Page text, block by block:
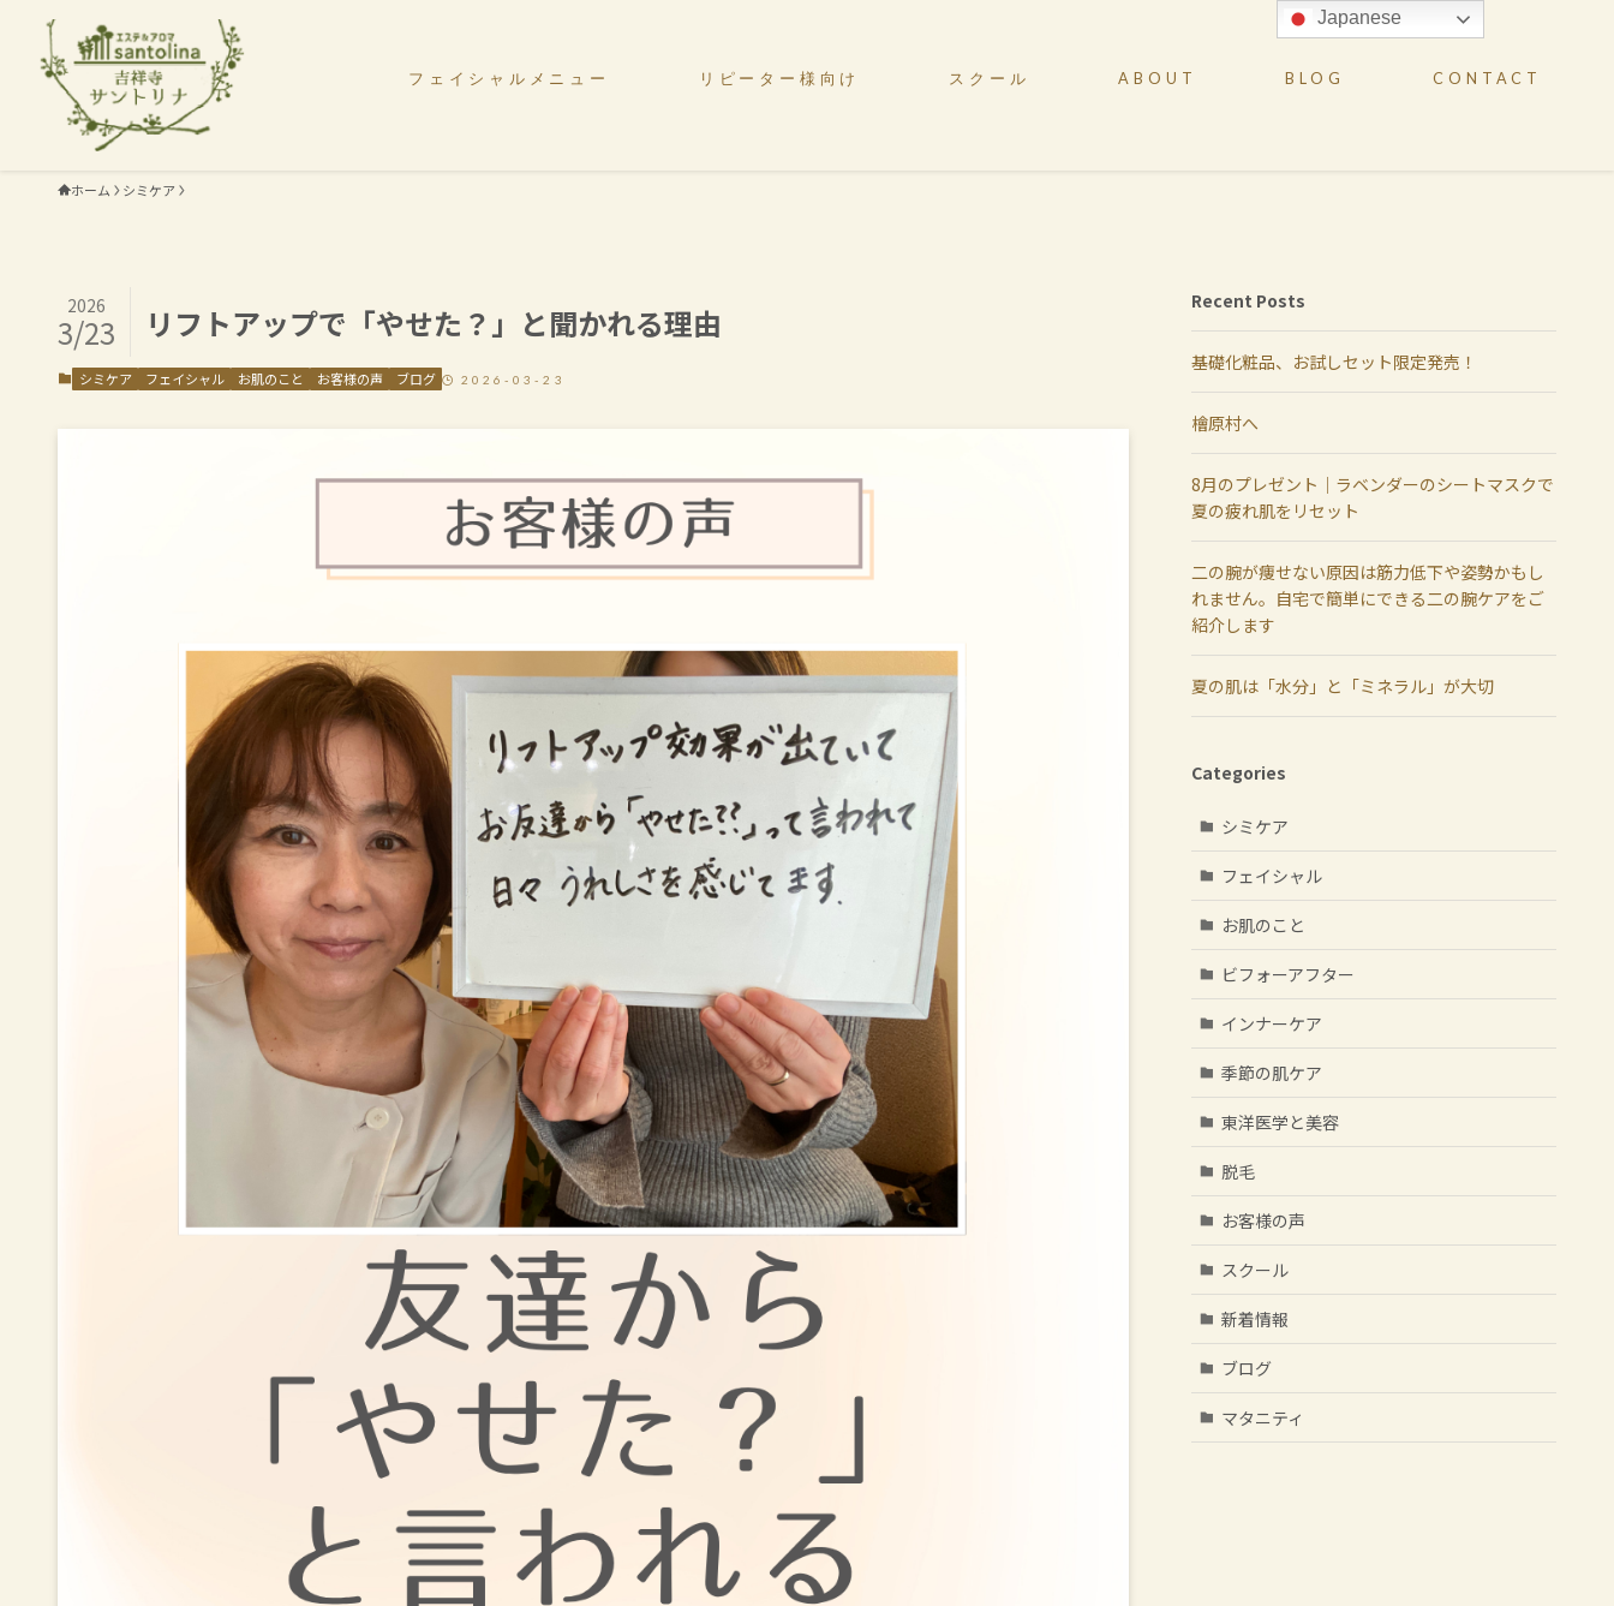
フェイシャルメニュー リピーター様向け スクール ABOUT BLOG CONTACT
ホーム シミケア
リフトアップで「やせた？」と聞かれる理由
2026
3/23
シミケア フェイシャル お肌のこと お客様の声 ブログ 2026-03-23
Recent Posts
基礎化粧品、お試しセット限定発売！
檜原村へ
8月のプレゼント｜ラベンダーのシートマスクで
夏の疲れ肌をリセット
二の腕が痩せない原因は筋力低下や姿勢かもし
れません。自宅で簡単にできる二の腕ケアをご
紹介します
夏の肌は「水分」と「ミネラル」が大切
Categories
シミケア
フェイシャル
お肌のこと
ビフォーアフター
インナーケア
季節の肌ケア
東洋医学と美容
脱毛
お客様の声
スクール
新着情報
ブログ
マタニティ
Japanese